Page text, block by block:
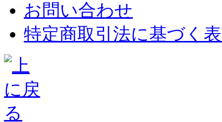
お問い合わせ
特定商取引法に基づく